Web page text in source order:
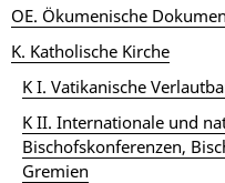
OE. Ökumenische
K. Katholische Kirche
K I. Vatikanische
K II. Internationale und
Bischofskonferenzen,
Gremien